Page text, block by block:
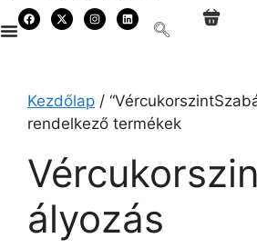
Kezdőlap /
rendelkező termékek
ályozás